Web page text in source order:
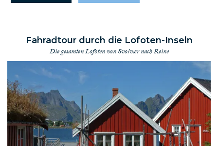
Fahradtour durch die Lofoten-Inseln
Die gesamten Lofoten von Svolvær nach Reine